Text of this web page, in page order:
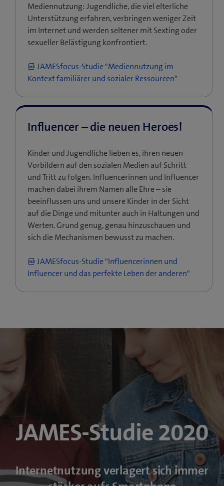
Mediennutzung: Jugendliche, die viel elterliche
Unterstützung erfahren, verbringen weniger Zeit
im Internet und werden seltener mit Sexting oder
sexueller Belästigung konfrontiert.
JAMESfocus-Studie "Mediennutzung im
Kontext familiärer und sozialer Ressourcen"
Influencer – die neuen Heroes!
Kinder und Jugendliche lieben es, ihren neuen
Vorbildern auf den sozialen Medien auf Schritt
und Tritt zu folgen. Influencerinnen und Influencer
machen dabei ihrem Namen alle Ehre – sie
beeinflussen uns und unsere Kinder in der Sicht
auf die Dinge und mitunter auch in Haltungen und
Werten. Grund genug, genau hinzuschauen und
sich die Mechanismen bewusst zu machen.
JAMESfocus-Studie "Influencerinnen und
Influencer und das perfekte Leben der anderen"
JAMES-Studie 2020
Internetnutzung verlagert sich immer